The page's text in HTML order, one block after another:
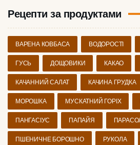
Рецепти за продуктами
ВАРЕНА КОВБАСА ВОДОРОСТІ
ГУСЬ ДОЩОВИКИ КАКАО
КАЧАННИЙ САЛАТ КАЧИНА ГРУДКА
МОРОШКА МУСКАТНИЙ ГОРІХ
ПАНГАСІУС ПАПАЙЯ
ПШЕНИЧНЕ БОРОШНО РУКОЛА